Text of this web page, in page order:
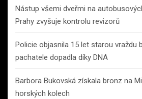
Nástup všemi dveřmi na
Prahy zvyšuje kontrolu revizorů
Policie objasnila 15 let starou vraždu
pachatele dopadla díky DNA
Barbora Bukovská získala bronz na
horských kolech